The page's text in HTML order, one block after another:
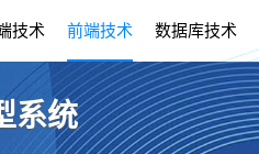
技术 前端技术 数据库技术
系统